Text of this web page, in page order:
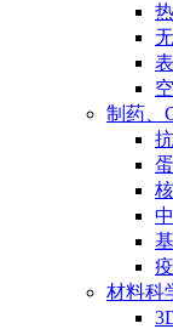
制药、
材料科